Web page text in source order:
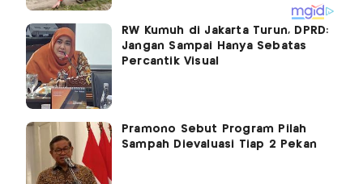
RW Kumuh di Jakarta Turun, DPRD:
Jangan Sampai Hanya Sebatas
Percantik Visual
Pramono Sebut Program Pilah
Sampah Dievaluasi Tiap 2 Pekan